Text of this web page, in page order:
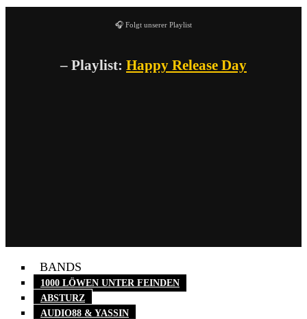
🎧 Folgt unserer Playlist
– Playlist: Happy Release Day
BANDS
1000 LÖWEN UNTER FEINDEN
ABSTURZ
AUDIO88 & YASSIN